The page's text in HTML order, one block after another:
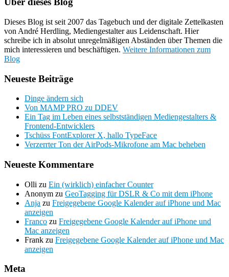
Dieses Blog ist seit 2007 das Tagebuch und der digitale Zettelkasten
von André Herdling, Mediengestalter aus Leidenschaft. Hier
schreibe ich in absolut unregelmäßigen Abständen über Themen die
mich interessieren und beschäftigen. Weitere Informationen zum
Blog
Neueste Beiträge
Dinge ändern sich
Von MAMP PRO zu DDEV
Ein Tag im Leben eines selbstständigen Mediengestalters &
Frontend-Entwicklers
Tschüss FontExplorer X, hallo TypeFace
Verzerrter Ton der AirPods-Mikrofone am Mac beheben
Neueste Kommentare
Olli zu Ein (wirklich) einfacher Counter
Anonym zu GeoTagging für DSLR & Co mit dem iPhone
Anja zu Freigegebene Google Kalender auf iPhone und Mac
anzeigen
Franco zu Freigegebene Google Kalender auf iPhone und
Mac anzeigen
Frank zu Freigegebene Google Kalender auf iPhone und Mac
anzeigen
Meta